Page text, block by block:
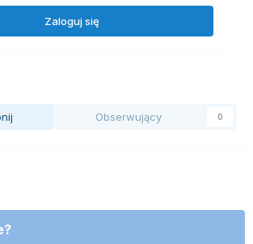
Zaloguj się
Obserwujący 0